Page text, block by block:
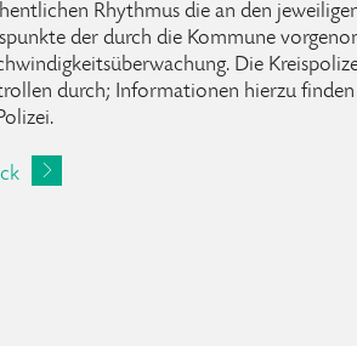
Rhythmus die an den
der durch die Kommune
Die
durch; Informationen hierzu